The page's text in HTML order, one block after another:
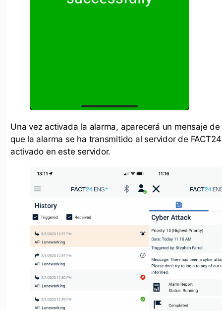
Una vez activada la alarma, aparecerá un mensaje
que la alarma se ha transmitido al servidor de
activado en este servidor.